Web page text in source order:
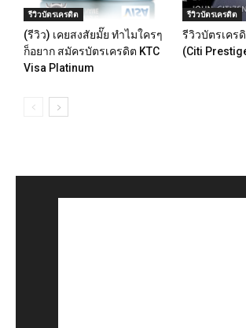
รีวิวบัตรเครดิต
(รีวิว) เคยสงสัยมั๊ย ทำไมใครๆ
ก็อยาก สมัครบัตรเครดิต KTC
Visa Platinum
รีวิวบัตรเครดิต
รีวิวบัตรเคร
(Citi